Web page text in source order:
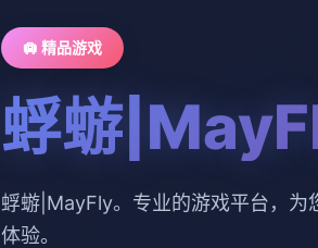
🛄 精品游戏
蜉蝣
蜉蝣|MayFly。专业的游戏平台，为
体验。